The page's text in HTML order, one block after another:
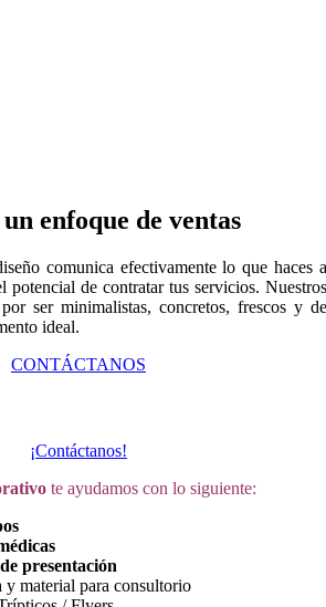
enfoque de ventas
comunica efectivamente lo que haces a
potencial de contratar tus servicios. Nuestros
ser minimalistas, concretos, frescos y de
ideal.
CONTÁCTANOS
¡Contáctanos!
te ayudamos con lo siguiente:
presentación
y material para consultorio